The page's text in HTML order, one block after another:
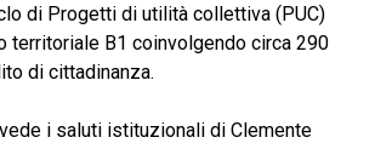
di Progetti di utilità collettiva (PUC)
territoriale B1 coinvolgendo circa 290
di cittadinanza.
i saluti istituzionali di Clemente